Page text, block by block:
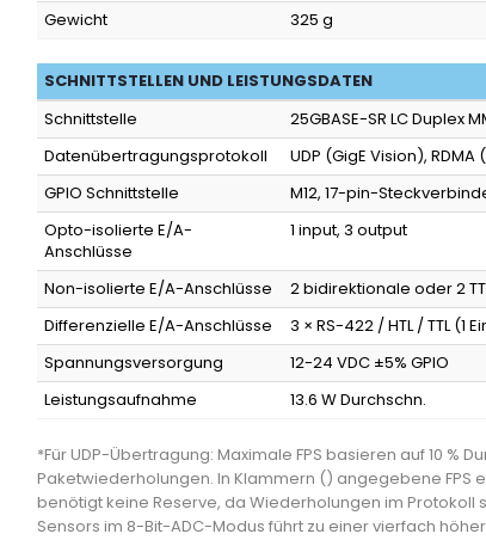
Gewicht
325 g
SCHNITTSTELLEN UND LEISTUNGSDATEN
Schnittstelle
25GBASE-SR LC Duplex
Datenübertragungsprotokoll
UDP (GigE Vision), RDMA
GPIO Schnittstelle
M12, 17-pin-
Opto-isolierte E/A-
Anschlüsse
1 input, 3 output
Non-isolierte E/A-Anschlüsse
2 bidirektionale oder 2
Differenzielle E/A-Anschlüsse
3 × RS-422 / HTL / TTL
Spannungsversorgung
12-24 VDC ±5% GPIO
Leistungsaufnahme
13.6 W Durchschn.
*Für UDP-Übertragung: Maximale FPS basieren auf 10 %
Paketwiederholungen. In Klammern () angegebene FPS
benötigt keine Reserve, da Wiederholungen im Protokoll
Sensors im 8-Bit-ADC-Modus führt zu einer vierfach